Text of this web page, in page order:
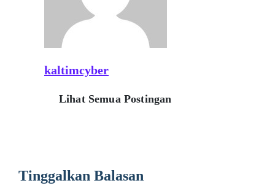
kaltimcyber
Lihat Semua Postingan
Tinggalkan Balasan